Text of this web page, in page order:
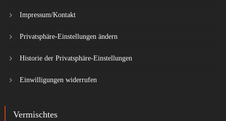
Impressum/Kontakt
Privatsphäre-Einstellungen ändern
Historie der Privatsphäre-Einstellungen
Einwilligungen widerrufen
Vermischtes